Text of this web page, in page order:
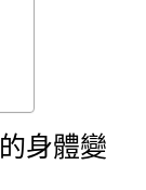
身體變